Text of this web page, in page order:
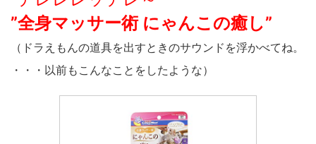
”全身マッサー術 にゃんこの癒し”
（ドラえもんの道具を出すときのサウンドを浮かべてね。
・・・以前もこんなことをしたような）